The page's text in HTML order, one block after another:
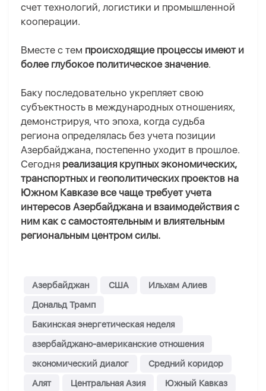
счет технологий, логистики и промышленной
кооперации.
Вместе с тем происходящие процессы имеют и
более глубокое политическое значение.
Баку последовательно укрепляет свою
субъектность в международных отношениях,
демонстрируя, что эпоха, когда судьба
региона определялась без учета позиции
Азербайджана, постепенно уходит в прошлое.
Сегодня реализация крупных экономических,
транспортных и геополитических проектов на
Южном Кавказе все чаще требует учета
интересов Азербайджана и взаимодействия с
ним как с самостоятельным и влиятельным
региональным центром силы.
Азербайджан США
Ильхам Алиев
Дональд Трамп
Бакинская энергетическая неделя
азербайджано-американские отношения
экономический диалог
Средний коридор
Алят
Центральная Азия
Южный Кавказ